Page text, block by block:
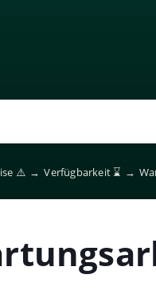
⚠️ → Verfügbarkeit ⌛️ →